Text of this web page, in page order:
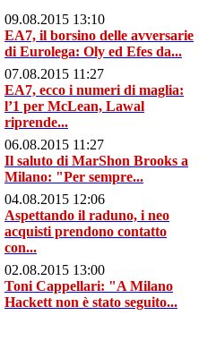
09.08.2015 13:10
EA7, il borsino delle avversarie
di Eurolega: Oly ed Efes da...
07.08.2015 11:27
EA7, ecco i numeri di maglia:
l’1 per McLean, Lawal
riprende...
06.08.2015 11:27
Il saluto di MarShon Brooks a
Milano: "Per sempre...
04.08.2015 12:06
Aspettando il raduno, i neo
acquisti prendono contatto
con...
02.08.2015 13:00
Toni Cappellari: "A Milano
Hackett non è stato seguito...